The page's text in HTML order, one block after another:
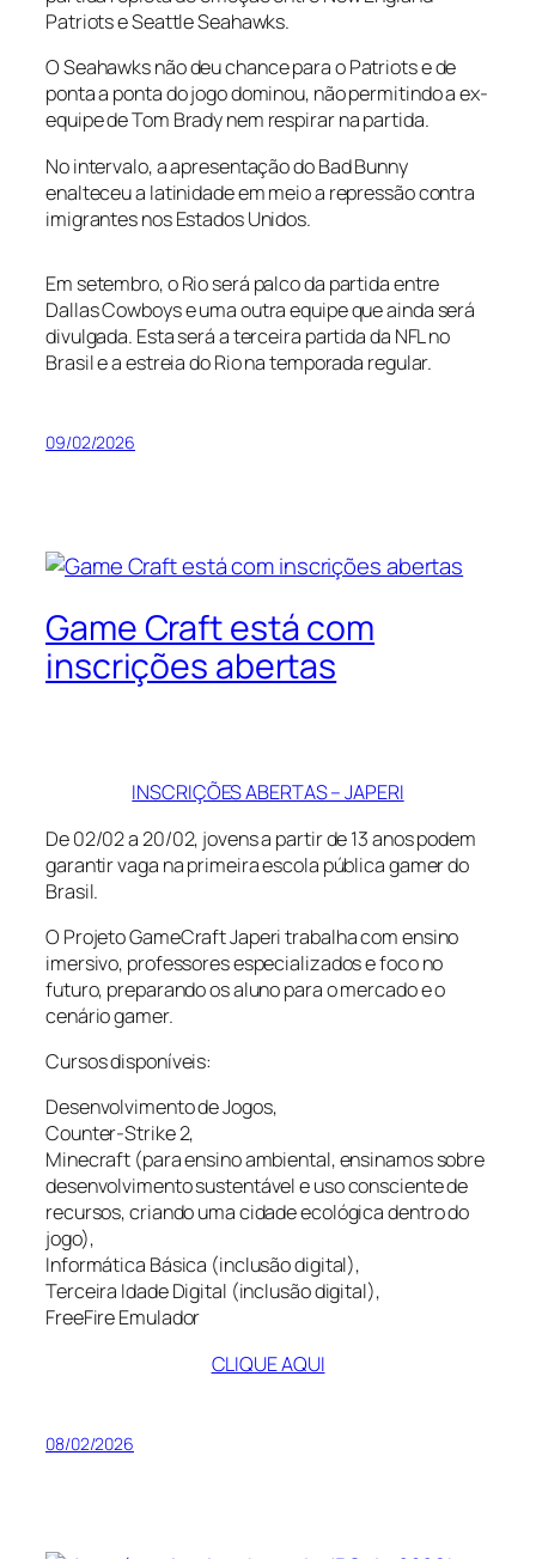
Patriots e Seattle Seahawks.
O Seahawks não deu chance para o Patriots e de
ponta a ponta do jogo dominou, não permitindo a ex-
equipe de Tom Brady nem respirar na partida.
No intervalo, a apresentação do Bad Bunny
enalteceu a latinidade em meio a repressão contra
imigrantes nos Estados Unidos.
Em setembro, o Rio será palco da partida entre
Dallas Cowboys e uma outra equipe que ainda será
divulgada. Esta será a terceira partida da NFL no
Brasil e a estreia do Rio na temporada regular.
09/02/2026
Game Craft está com
inscrições abertas
INSCRIÇÕES ABERTAS – JAPERI
De 02/02 a 20/02, jovens a partir de 13 anos podem
garantir vaga na primeira escola pública gamer do
Brasil.
O Projeto GameCraft Japeri trabalha com ensino
imersivo, professores especializados e foco no
futuro, preparando os aluno para o mercado e o
cenário gamer.
Cursos disponíveis:
Desenvolvimento de Jogos,
Counter-Strike 2,
Minecraft (para ensino ambiental, ensinamos sobre
desenvolvimento sustentável e uso consciente de
recursos, criando uma cidade ecológica dentro do
jogo),
Informática Básica (inclusão digital),
Terceira Idade Digital (inclusão digital),
FreeFire Emulador
CLIQUE AQUI
08/02/2026